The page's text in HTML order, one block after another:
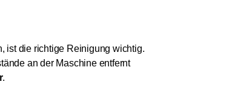
ist die richtige Reinigung wichtig.
an der Maschine entfernt
.